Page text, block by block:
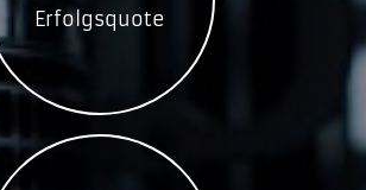
Erfolgsquote